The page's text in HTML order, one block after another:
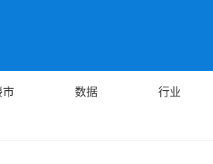
市 数据 行业